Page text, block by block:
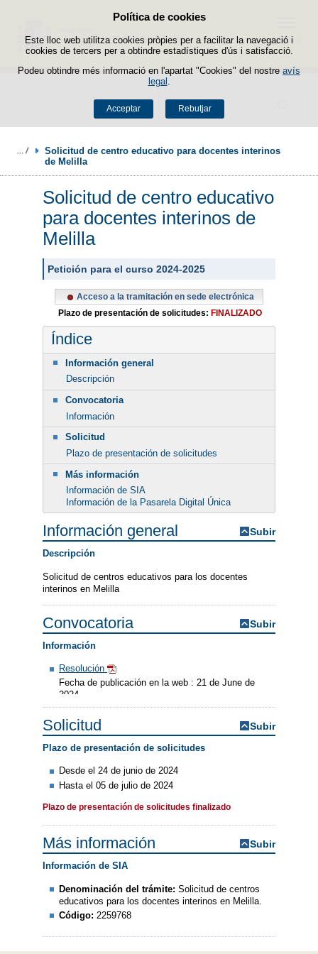
Política de cookies
Este lloc web utilitza cookies pròpies per a facilitar la navegació i
cookies de tercers per a obtindre estadístiques d'ús i satisfacció.
Podeu obtindre més informació en l'apartat "Cookies" del nostre avís
legal
Acceptar Rebutjar
Passar al contingut
Buscador
Menú
Solicitud de centro educativo para docentes interinos
de Melilla
Solicitud de centro educativo
para docentes interinos de
Melilla
Petición para el curso 2024-2025
Acceso a la tramitación en sede electrónica
Plazo de presentación de solicitudes: FINALIZADO
Índice
Información general
Descripción
Convocatoria
Información
Solicitud
Plazo de presentación de solicitudes
Más información
Información de SIA
Información de la Pasarela Digital Única
Información general Subir
Descripción
Solicitud de centros educativos para los docentes
interinos en Melilla
Convocatoria Subir
Información
Resolución
Fecha de publicación en la web : 21 de June de
2024
Solicitud Subir
Plazo de presentación de solicitudes
Desde el 24 de junio de 2024
Hasta el 05 de julio de 2024
Plazo de presentación de solicitudes finalizado
Más información Subir
Información de SIA
Denominación del trámite:Solicitud de centros
educativos para los docentes interinos en Melilla.
Código: 2259768